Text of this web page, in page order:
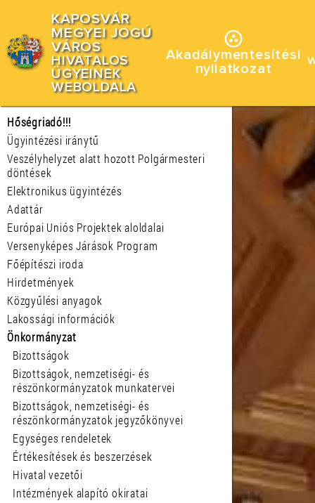
KAPOSVÁR
MEGYEI JOGÚ
VÁROS
HIVATALOS
ÜGYEINEK
WEBOLDALA
Akadálymentesítési
nyilatkozat
Hőségriadó!!!
Ügyintézési iránytű
Veszélyhelyzet alatt hozott Polgármesteri
döntések
Elektronikus ügyintézés
Adattár
Európai Uniós Projektek aloldalai
Versenyképes Járások Program
Főépítészi iroda
Hirdetmények
Közgyűlési anyagok
Lakossági információk
Önkormányzat
Bizottságok
Bizottságok, nemzetiségi- és
részönkormányzatok munkatervei
Bizottságok, nemzetiségi- és
részönkormányzatok jegyzőkönyvei
Egységes rendeletek
Értékesítések és beszerzések
Hivatal vezetői
Intézmények alapító okiratai